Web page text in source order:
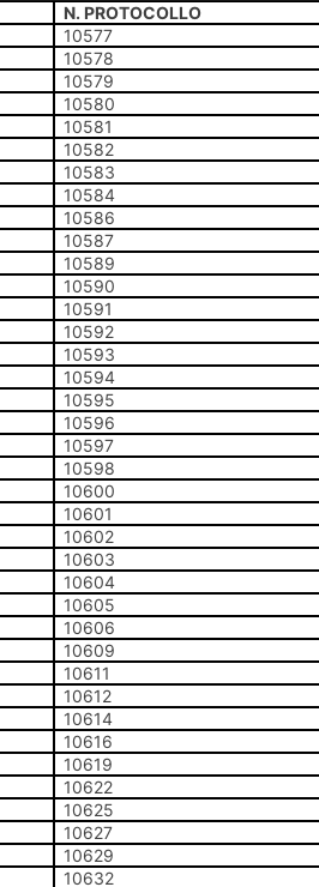
N. PROTOCOLLO
10577
10578
10579
10580
10581
10582
10583
10584
10586
10587
10589
10590
10591
10592
10593
10594
10595
10596
10597
10598
10600
10601
10602
10603
10604
10605
10606
10609
10611
10612
10614
10616
10619
10622
10625
10627
10629
10632